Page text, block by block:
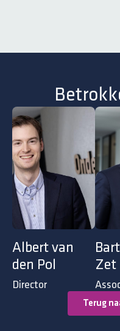
Albert van
den Pol
Director
Zet
Terug